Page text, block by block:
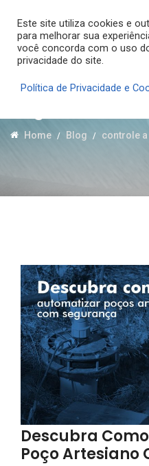
Home Blog controle
Descubra
Poço Artesiano
Este site utiliza cookies e
para melhorar sua
você concorda com o uso
privacidade do site.
Política de Privacidade e